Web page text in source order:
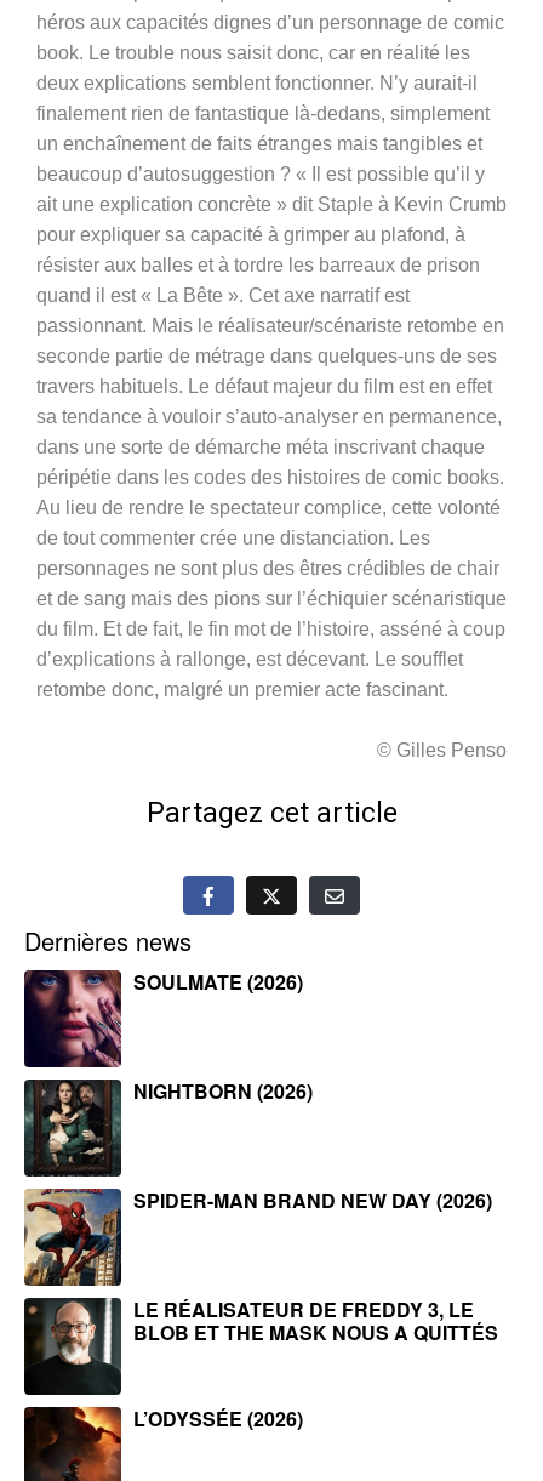
héros aux capacités dignes d’un personnage de comic
book. Le trouble nous saisit donc, car en réalité les
deux explications semblent fonctionner. N’y aurait-il
finalement rien de fantastique là-dedans, simplement
un enchaînement de faits étranges mais tangibles et
beaucoup d’autosuggestion ? « Il est possible qu’il y
ait une explication concrète » dit Staple à Kevin Crumb
pour expliquer sa capacité à grimper au plafond, à
résister aux balles et à tordre les barreaux de prison
quand il est « La Bête ». Cet axe narratif est
passionnant. Mais le réalisateur/scénariste retombe en
seconde partie de métrage dans quelques-uns de ses
travers habituels. Le défaut majeur du film est en effet
sa tendance à vouloir s’auto-analyser en permanence,
dans une sorte de démarche méta inscrivant chaque
péripétie dans les codes des histoires de comic books.
Au lieu de rendre le spectateur complice, cette volonté
de tout commenter crée une distanciation. Les
personnages ne sont plus des êtres crédibles de chair
et de sang mais des pions sur l’échiquier scénaristique
du film. Et de fait, le fin mot de l’histoire, asséné à coup
d’explications à rallonge, est décevant. Le soufflet
retombe donc, malgré un premier acte fascinant.
© Gilles Penso
Partagez cet article
Dernières news
SOULMATE (2026)
NIGHTBORN (2026)
SPIDER-MAN BRAND NEW DAY (2026)
LE RÉALISATEUR DE FREDDY 3, LE
BLOB ET THE MASK NOUS A QUITTÉS
L’ODYSSÉE (2026)